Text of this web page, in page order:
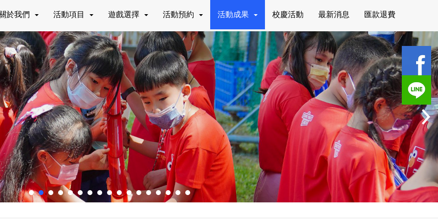
於我們 活動項目 遊戲選擇 活動預約 活動成果 校慶活動 最新消息 匯款退費